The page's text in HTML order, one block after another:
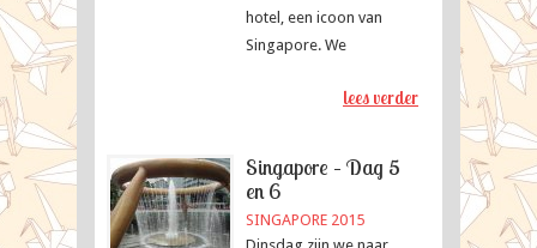
hotel, een icoon van
Singapore. We
lees verder
Singapore – Dag 5
en 6
SINGAPORE 2015